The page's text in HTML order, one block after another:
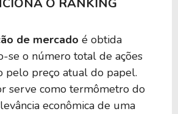
382,06 B
380,49 B 18,48
376,54 B 39,93
O RANKING
de mercado é obtida
se o número total de ações
pelo preço atual do papel.
serve como termômetro do
econômica de uma